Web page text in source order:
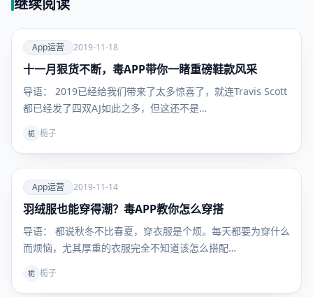
继续阅读
爱
App运
App运营 2019-11-18
十一月狠货不断，毒APP带你一睹重磅鞋款风采
导语： 2019已经给我们带来了太多惊喜了，就连Travis Scott
都已经发了四双AJ如此之多，但这还不是…
栀 栀子
爱
App运
营
App运营 2019-11-14
羽绒服也能穿得潮？毒APP教你怎么穿搭
导语： 都说秋冬不比春夏，穿衣服是个烦。每天都要为穿什么
而烦恼，尤其厚重的衣服完全不知道该怎么搭配…
栀 栀子